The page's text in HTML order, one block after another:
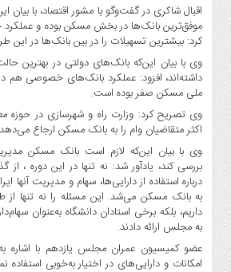
استارت
آپ
و
فن
آوری
،
بیمه
و
ارز
دیجیتال
کشاورزی
و
صنایع
غذایی
اقبال شاکری در گفت‌وگو با مشور اقتصاد، با
موفق‌ترین بانک‌ها در بخش مسکن بوده و عملکرد
کرد: بیشترین تسهیلات را در بین بانک‌ها در
داشته‌اند، افزود: عملکرد بانک‌های خصوصی هم
ملی مسکن صفر بوده است.
وی تصریح کرد: وزارت راه و شهرسازی در حوزه
اکثر متقاضیان وام را به بانک مسکن ارجاع
وی با بیان این‌که لازم است بانک مسکن
بررسی کند، یادآور شد: نه تنها در این دوره ،
درباره استفاده از دارایی‌ها، سهام و مدیریت‌ آنها
به بانک مسکن می‌شد. این مسئله را نه تنها از
داریم، بلکه برخی استادان دانشگاه به‌عنوان
به مجلس ارائه دادند.
عضو کمیسیون عمران مجلس یازدهم با اشاره
امکانات و دارایی‌های در اختیار به‌خوبی استفاده